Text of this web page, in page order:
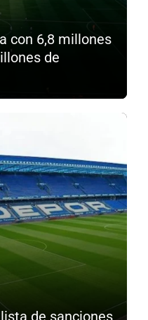
con 6,8 millones
de
de sanciones